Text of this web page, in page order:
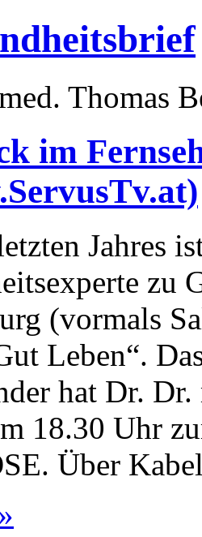
Thomas
im
Jahres
zu
(vormals
Leben“.
hat Dr.
18.30 Uhr
Über